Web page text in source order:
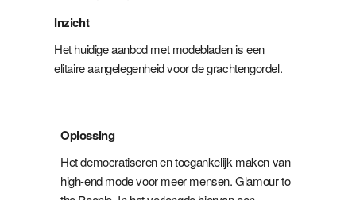
Inzicht
Het huidige aanbod met modebladen is een
elitaire aangelegenheid voor de grachtengordel.
Oplossing
Het democratiseren en toegankelijk maken van
high-end mode voor meer mensen. Glamour to